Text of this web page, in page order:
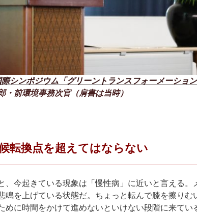
シンポジウム「グリーントランスフォーメーショ
・前環境事務次官（肩書は当時）
転換点を超えてはならない
、今起きている現象は「慢性病」に近いと言える。
鳴を上げている状態だ。ちょっと転んで膝を擦りむ
めに時間をかけて進めないといけない段階に来てい